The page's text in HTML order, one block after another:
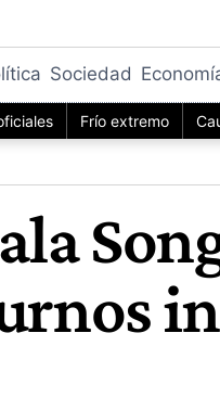
Sociedad
Frío extremo